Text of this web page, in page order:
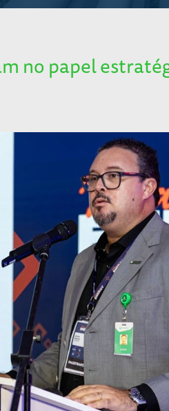
no papel